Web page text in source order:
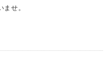
せ。